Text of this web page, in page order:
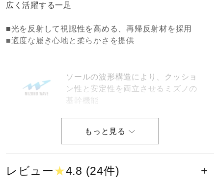
コラボ／ライセンス
セール
その他
広く活躍する一足
■光を反射して視認性を高める、再帰反射材を採用
■適度な履き心地と柔らかさを提供
ソールの波形構造により、クッショ
ン性と安定性を両立させるミズノの
基幹機能
軟らかさを追求したミッドソール素
軽さとクッション性に優れたミッド
レビュー★4.8 (24件)